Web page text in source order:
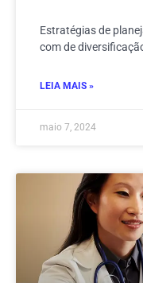
Estratégias de
com de
LEIA MAIS »
maio 7, 2024